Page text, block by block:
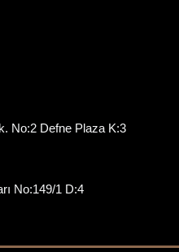
No:2 Defne Plaza K:3
No:149/1 D:4